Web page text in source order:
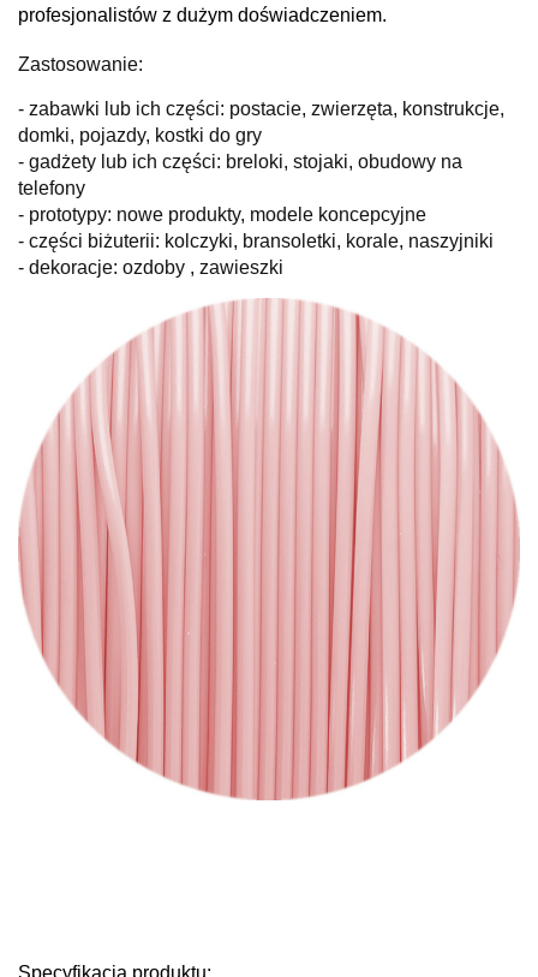
profesjonalistów z dużym doświadczeniem.
Zastosowanie:
- zabawki lub ich części: postacie, zwierzęta, konstrukcje,
domki, pojazdy, kostki do gry
- gadżety lub ich części: breloki, stojaki, obudowy na
telefony
- prototypy: nowe produkty, modele koncepcyjne
- części biżuterii: kolczyki, bransoletki, korale, naszyjniki
- dekoracje: ozdoby , zawieszki